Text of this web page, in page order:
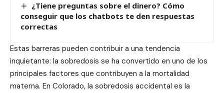
¿Tiene preguntas sobre el dinero? Cómo
conseguir que los chatbots te den respuestas
correctas
Estas barreras pueden contribuir a una tendencia
inquietante: la sobredosis se ha convertido en uno de los
principales factores que contribuyen a la mortalidad
materna. En Colorado, la sobredosis accidental es la